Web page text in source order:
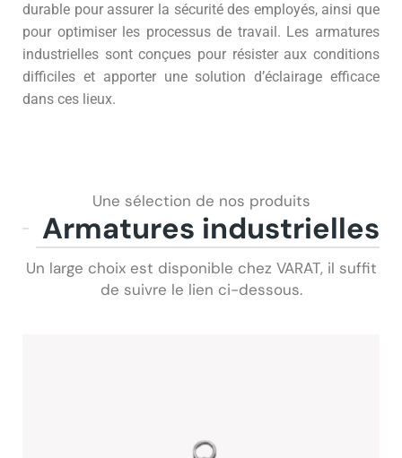
durable pour assurer la sécurité des employés, ainsi que
pour optimiser les processus de travail. Les armatures
industrielles sont conçues pour résister aux conditions
difficiles et apporter une solution d’éclairage efficace
dans ces lieux.
Une sélection de nos produits
Armatures industrielles
Un large choix est disponible chez VARAT, il suffit
de suivre le lien ci-dessous.